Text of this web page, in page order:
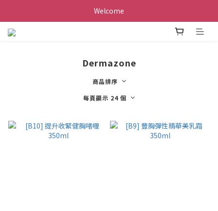
Welcome
Dermazone
商品排序
每頁顯示 24 個